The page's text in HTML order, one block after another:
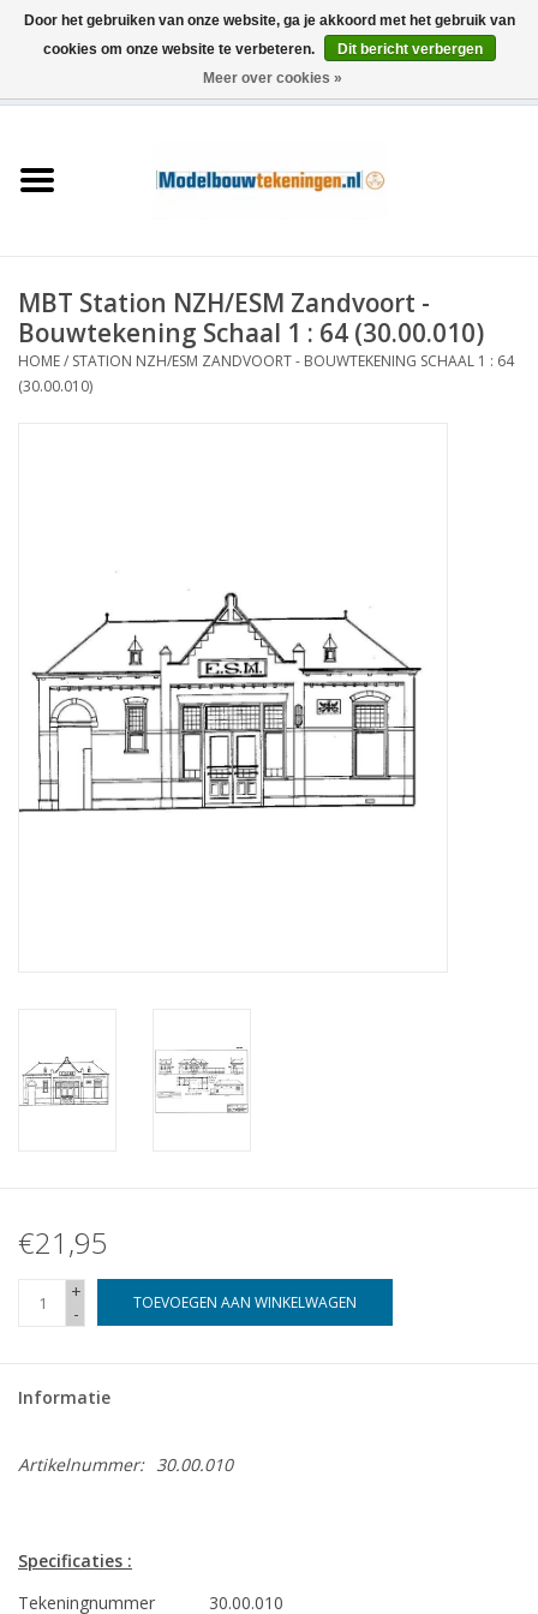
Schepen
Houtbouw
Scenery
Nieuwe tekeningen
NIEUWE TIJDSCHRIFTEN
ABONNEMENT DE
MODELBOUWER
MBT Station NZH/ESM Zandvoort -
Bouwtekening Schaal 1 : 64 (30.00.010)
HOME/ STATION NZH/ESM ZANDVOORT - BOUWTEKENING SCHAAL 1 : 64
(30.00.010)
€21,95
+
-
TOEVOEGEN AAN WINKELWAGEN
Informatie
Artikelnummer: 30.00.010
Specificaties :
Tekeningnummer
30.00.010
Door het gebruiken van onze website, ga je akkoord met het gebruik van
cookies om onze website te verbeteren.
Dit bericht verbergen
Meer over cookies »